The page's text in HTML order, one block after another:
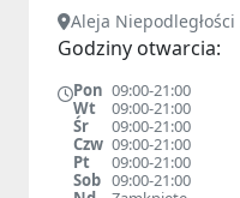
Aleja
Godziny otwarcia:
Pon 09:00-21:00
Wt
09:00-21:00
Śr
09:00-21:00
Czw 09:00-21:00
Pt
09:00-21:00
Sob 09:00-21:00